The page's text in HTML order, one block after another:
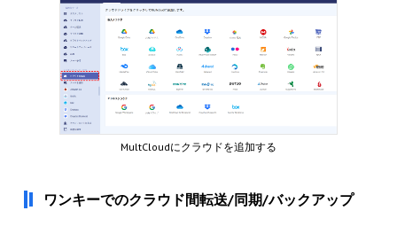
MultCloudにクラウドを追加する
ワンキーでのクラウド間転送/同期/バックアップ